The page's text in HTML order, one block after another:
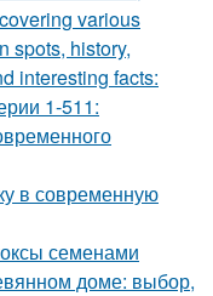
various
spots, history,
interesting facts:
1-511:
в современную
семенами
доме: выбор,